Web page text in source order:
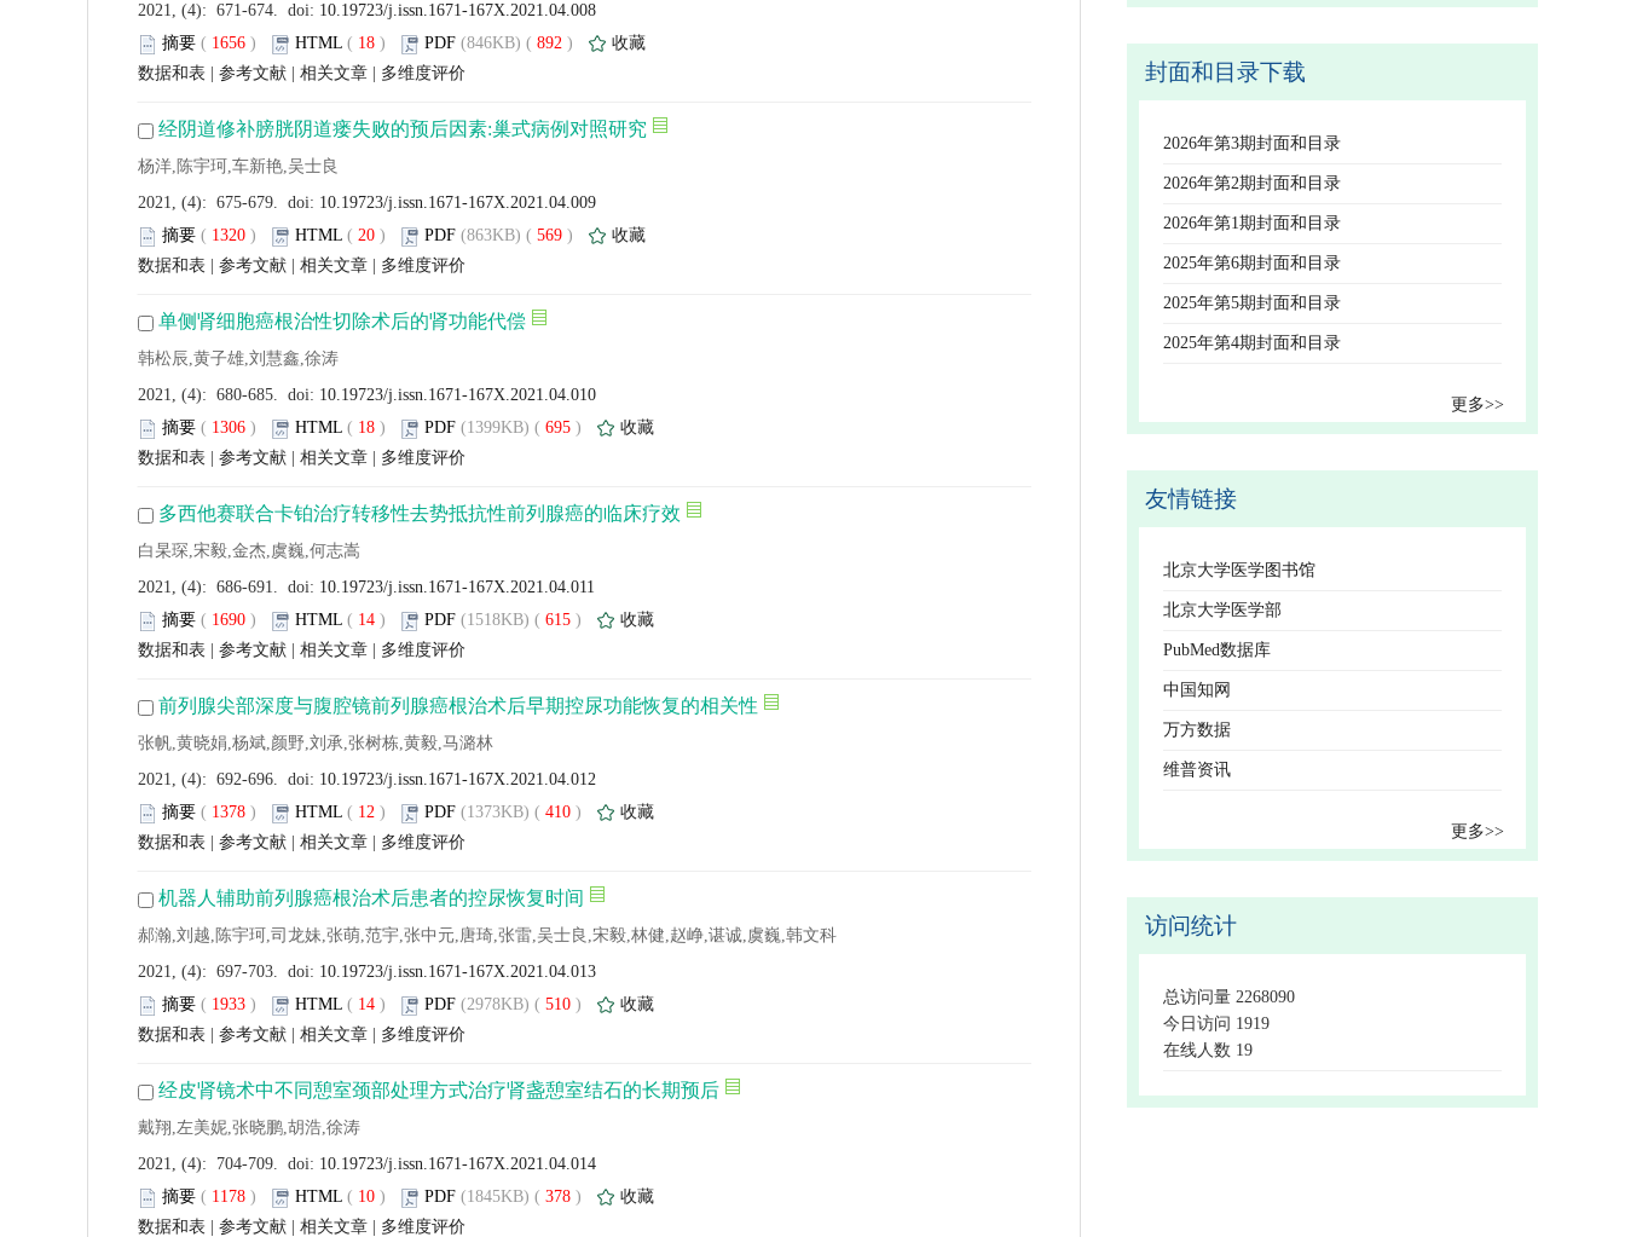
2021, (4): 671-674. doi: 10.19723/j.issn.1671-167X.2021.04.008
摘要 ( 1656 ) HTML ( 18 ) PDF (846KB) ( 892 )
收藏
数据和表
参考文献 相关文章 多维度评价
经阴道修补膀胱阴道瘘失败的预后因素:巢式病例对照研究
杨洋,陈宇珂,车新艳,吴士良
2021, (4): 675-679. doi: 10.19723/j.issn.1671-167X.2021.04.009
摘要 ( 1320 ) HTML ( 20 ) PDF (863KB) ( 569 )
收藏
数据和表
参考文献 相关文章 多维度评价
单侧肾细胞癌根治性切除术后的肾功能代偿
韩松辰,黄子雄,刘慧鑫,徐涛
2021, (4): 680-685. doi: 10.19723/j.issn.1671-167X.2021.04.010
摘要 ( 1306 ) HTML ( 18 ) PDF (1399KB) ( 695 )
收藏
数据和表
参考文献 相关文章 多维度评价
多西他赛联合卡铂治疗转移性去势抵抗性前列腺癌的临床疗效
白杲琛,宋毅,金杰,虞巍,何志嵩
2021, (4): 686-691. doi: 10.19723/j.issn.1671-167X.2021.04.011
摘要 ( 1690 ) HTML ( 14 ) PDF (1518KB) ( 615 )
收藏
数据和表
参考文献 相关文章 多维度评价
前列腺尖部深度与腹腔镜前列腺癌根治术后早期控尿功能恢复的相关性
张帆,黄晓娟,杨斌,颜野,刘承,张树栋,黄毅,马潞林
2021, (4): 692-696. doi: 10.19723/j.issn.1671-167X.2021.04.012
摘要 ( 1378 ) HTML ( 12 ) PDF (1373KB) ( 410 )
收藏
数据和表
参考文献 相关文章 多维度评价
机器人辅助前列腺癌根治术后患者的控尿恢复时间
郝瀚,刘越,陈宇珂,司龙妹,张萌,范宇,张中元,唐琦,张雷,吴士良,宋毅,林健,赵峥,谌诚,虞巍,韩文科
2021, (4): 697-703. doi: 10.19723/j.issn.1671-167X.2021.04.013
摘要 ( 1933 ) HTML ( 14 ) PDF (2978KB) ( 510 )
收藏
数据和表
参考文献 相关文章 多维度评价
经皮肾镜术中不同憩室颈部处理方式治疗肾盏憩室结石的长期预后
戴翔,左美妮,张晓鹏,胡浩,徐涛
2021, (4): 704-709. doi: 10.19723/j.issn.1671-167X.2021.04.014
摘要 ( 1178 ) HTML ( 10 ) PDF (1845KB) ( 378 )
收藏
数据和表
参考文献 相关文章 多维度评价
封面和目录下载
2026年第3期封面和目录
2026年第2期封面和目录
2026年第1期封面和目录
2025年第6期封面和目录
2025年第5期封面和目录
2025年第4期封面和目录
更多>>
友情链接
北京大学医学图书馆
北京大学医学部
PubMed数据库
中国知网
万方数据
维普资讯
更多>>
访问统计
总访问量 2268090
今日访问 1919
在线人数 19